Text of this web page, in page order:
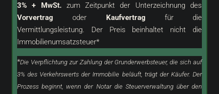
3% + MwSt.zum Zeitpunkt der Unterzeichnung des
Vorvertrag oder Kaufvertrag für die
Vermittlungsleistung. Der Preis beinhaltet nicht die
Immobilienumsatzsteuer*
*Die Verpflichtung zur Zahlung der Grunderwerbsteuer, die sich auf
3% des Verkehrswerts der Immobilie beläuft, trägt der Käufer. Der
Prozess beginnt, wenn der Notar die Steuerverwaltung über den